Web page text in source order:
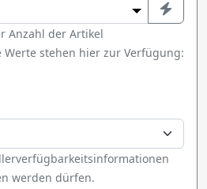
Anzahl der Artikel
Werte stehen hier zur Verfügung:
werden dürfen.